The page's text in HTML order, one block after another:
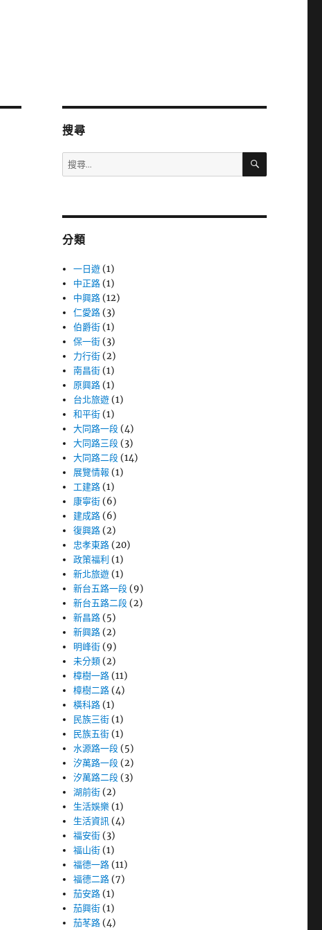
搜尋
搜
尋
字:
搜
分類
一日遊 (1)
中正路 (1)
中興路 (12)
仁愛路 (3)
伯爵街 (1)
保一街 (3)
力行街 (2)
南昌街 (1)
原興路 (1)
台北旅遊 (1)
和平街 (1)
大同路一段 (4)
大同路三段 (3)
大同路二段 (14)
展覽情報 (1)
工建路 (1)
康寧街 (6)
建成路 (6)
復興路 (2)
忠孝東路 (20)
政策福利 (1)
新北旅遊 (1)
新台五路一段 (9)
新台五路二段 (2)
新昌路 (5)
新興路 (2)
明峰街 (9)
未分類 (2)
樟樹一路 (11)
樟樹二路 (4)
橫科路 (1)
民族三街 (1)
民族五街 (1)
水源路一段 (5)
汐萬路一段 (2)
汐萬路二段 (3)
湖前街 (2)
生活娛樂 (1)
生活資訊 (4)
福安街 (3)
福山街 (1)
福德一路 (11)
福德二路 (7)
茄安路 (1)
茄興街 (1)
茄苳路 (4)